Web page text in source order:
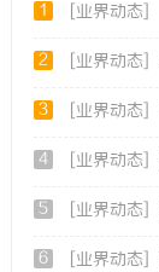
1 [业界动态]
2 [业界动态]
3 [业界动态]
4 [业界动态]
5 [业界动态]
6 [业界动态]